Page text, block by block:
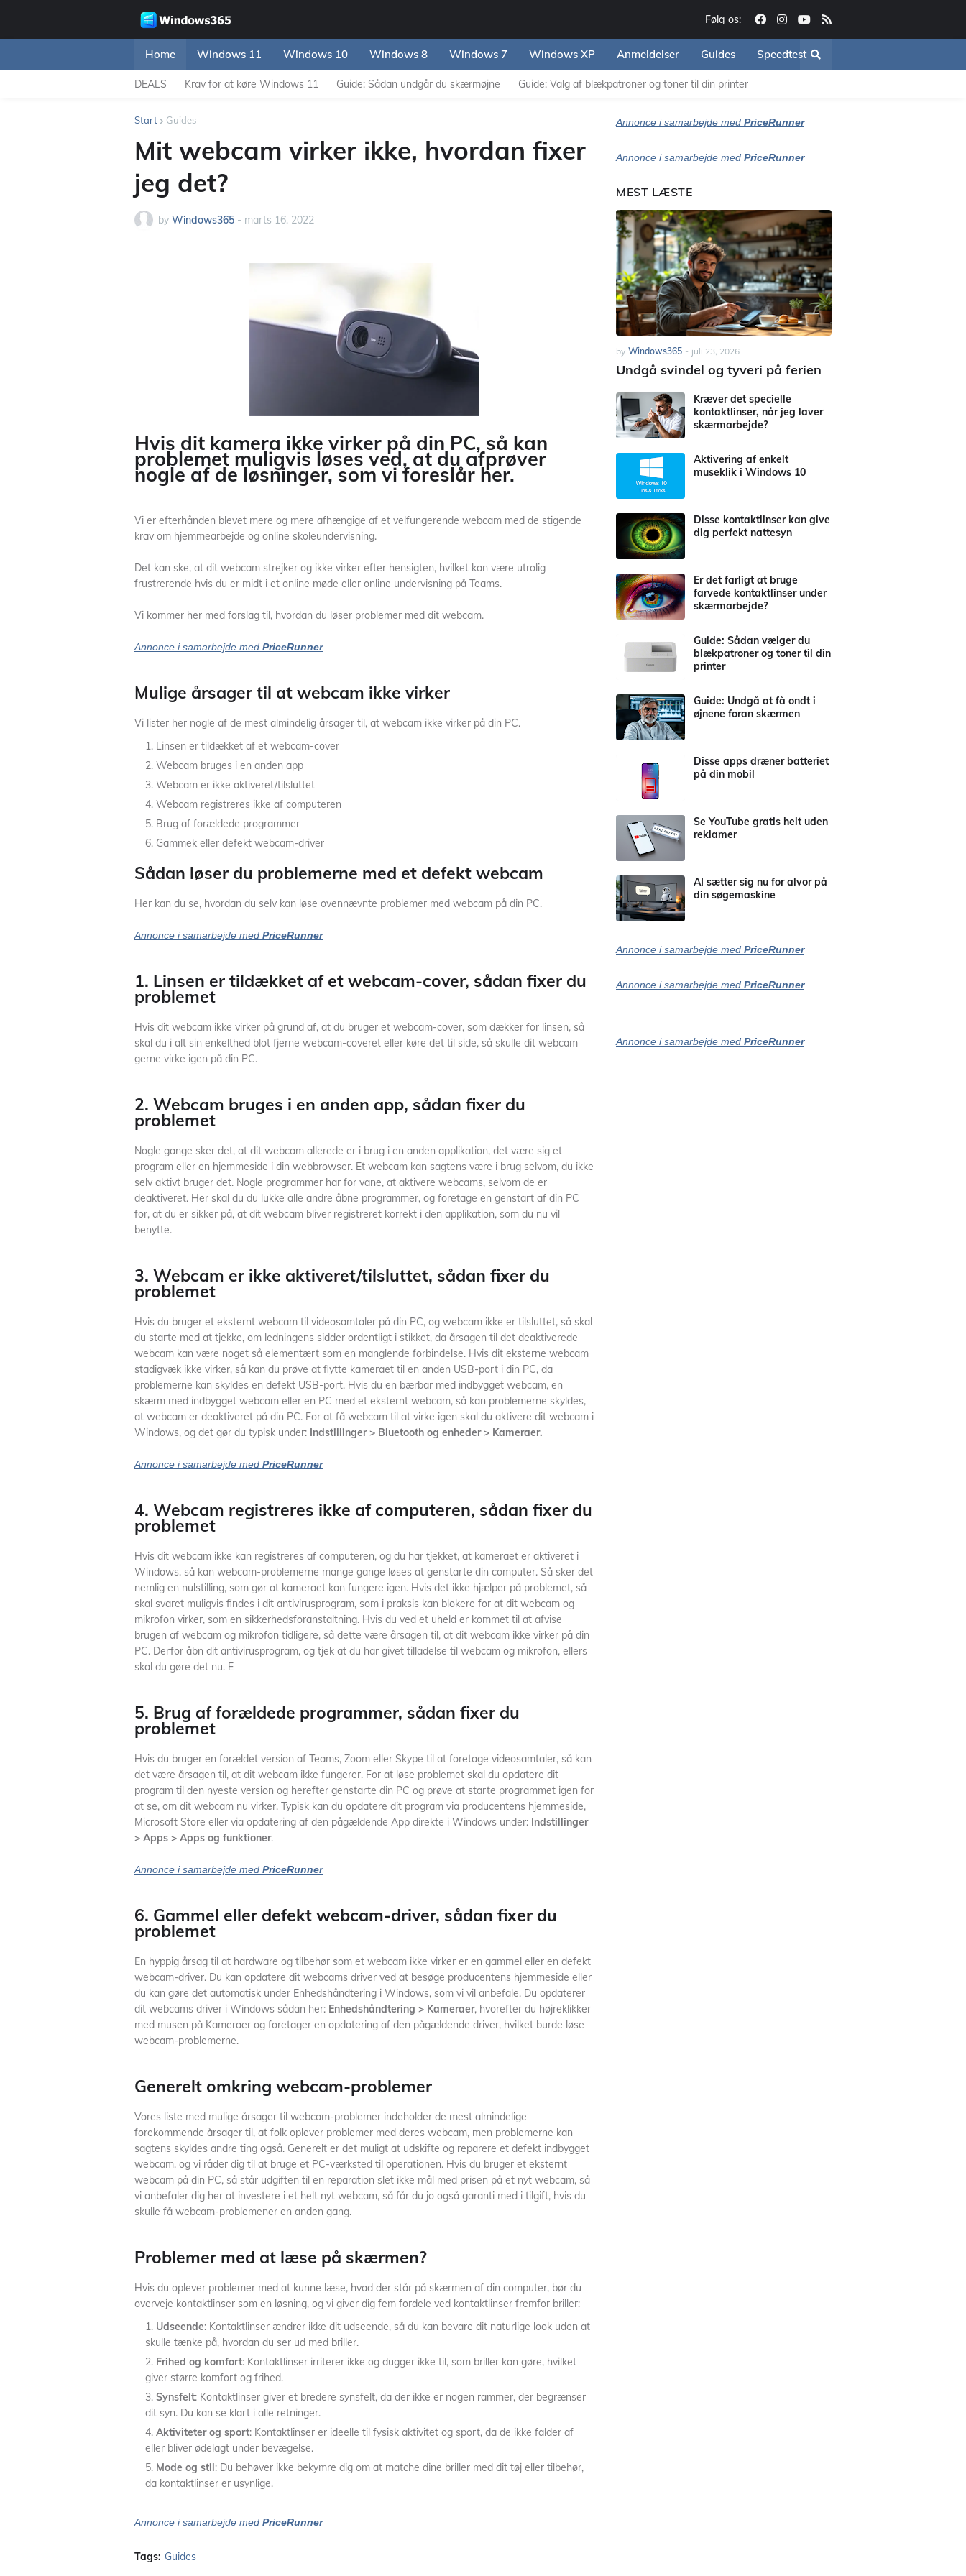
Følg os:
Home Windows 11 Windows 10 Windows 8 Windows 7 Windows XP Anmeldelser Guides Speedtest
DEALS Krav for at køre Windows 11 Guide: Sådan undgår du skærmøjne Guide: Valg af blækpatroner og toner til din printer
Start Guides
Mit webcam virker ikke, hvordan fixer
jeg det?
by Windows365 - marts 16, 2022
Hvis dit kamera ikke virker på din PC, så kan
problemet muligvis løses ved, at du afprøver
nogle af de løsninger, som vi foreslår her.
Vi er efterhånden blevet mere og mere afhængige af et velfungerende webcam med de stigende
krav om hjemmearbejde og online skoleundervisning.
Det kan ske, at dit webcam strejker og ikke virker efter hensigten, hvilket kan være utrolig
frustrerende hvis du er midt i et online møde eller online undervisning på Teams.
Vi kommer her med forslag til, hvordan du løser problemer med dit webcam.
Annonce i samarbejde med PriceRunner
Mulige årsager til at webcam ikke virker
Vi lister her nogle af de mest almindelig årsager til, at webcam ikke virker på din PC.
Linsen er tildækket af et webcam-cover
Webcam bruges i en anden app
Webcam er ikke aktiveret/tilsluttet
Webcam registreres ikke af computeren
Brug af forældede programmer
Gammek eller defekt webcam-driver
Sådan løser du problemerne med et defekt webcam
Her kan du se, hvordan du selv kan løse ovennævnte problemer med webcam på din PC.
Annonce i samarbejde med PriceRunner
1. Linsen er tildækket af et webcam-cover, sådan fixer du
problemet
Hvis dit webcam ikke virker på grund af, at du bruger et webcam-cover, som dækker for linsen, så
skal du i alt sin enkelthed blot fjerne webcam-coveret eller køre det til side, så skulle dit webcam
gerne virke igen på din PC.
2. Webcam bruges i en anden app, sådan fixer du
problemet
Nogle gange sker det, at dit webcam allerede er i brug i en anden applikation, det være sig et
program eller en hjemmeside i din webbrowser. Et webcam kan sagtens være i brug selvom, du ikke
selv aktivt bruger det. Nogle programmer har for vane, at aktivere webcams, selvom de er
deaktiveret. Her skal du du lukke alle andre åbne programmer, og foretage en genstart af din PC
for, at du er sikker på, at dit webcam bliver registreret korrekt i den applikation, som du nu vil
benytte.
3. Webcam er ikke aktiveret/tilsluttet, sådan fixer du
problemet
Hvis du bruger et eksternt webcam til videosamtaler på din PC, og webcam ikke er tilsluttet, så skal
du starte med at tjekke, om ledningens sidder ordentligt i stikket, da årsagen til det deaktiverede
webcam kan være noget så elementært som en manglende forbindelse. Hvis dit eksterne webcam
stadigvæk ikke virker, så kan du prøve at flytte kameraet til en anden USB-port i din PC, da
problemerne kan skyldes en defekt USB-port. Hvis du en bærbar med indbygget webcam, en
skærm med indbygget webcam eller en PC med et eksternt webcam, så kan problemerne skyldes,
at webcam er deaktiveret på din PC. For at få webcam til at virke igen skal du aktivere dit webcam i
Windows, og det gør du typisk under: Indstillinger > Bluetooth og enheder > Kameraer.
Annonce i samarbejde med PriceRunner
4. Webcam registreres ikke af computeren, sådan fixer du
problemet
Hvis dit webcam ikke kan registreres af computeren, og du har tjekket, at kameraet er aktiveret i
Windows, så kan webcam-problemerne mange gange løses at genstarte din computer. Så sker det
nemlig en nulstilling, som gør at kameraet kan fungere igen. Hvis det ikke hjælper på problemet, så
skal svaret muligvis findes i dit antivirusprogram, som i praksis kan blokere for at dit webcam og
mikrofon virker, som en sikkerhedsforanstaltning. Hvis du ved et uheld er kommet til at afvise
brugen af webcam og mikrofon tidligere, så dette være årsagen til, at dit webcam ikke virker på din
PC. Derfor åbn dit antivirusprogram, og tjek at du har givet tilladelse til webcam og mikrofon, ellers
skal du gøre det nu. E
5. Brug af forældede programmer, sådan fixer du
problemet
Hvis du bruger en forældet version af Teams, Zoom eller Skype til at foretage videosamtaler, så kan
det være årsagen til, at dit webcam ikke fungerer. For at løse problemet skal du opdatere dit
program til den nyeste version og herefter genstarte din PC og prøve at starte programmet igen for
at se, om dit webcam nu virker. Typisk kan du opdatere dit program via producentens hjemmeside,
Microsoft Store eller via opdatering af den pågældende App direkte i Windows under: Indstillinger
> Apps > Apps og funktioner.
Annonce i samarbejde med PriceRunner
6. Gammel eller defekt webcam-driver, sådan fixer du
problemet
En hyppig årsag til at hardware og tilbehør som et webcam ikke virker er en gammel eller en defekt
webcam-driver. Du kan opdatere dit webcams driver ved at besøge producentens hjemmeside eller
du kan gøre det automatisk under Enhedshåndtering i Windows, som vi vil anbefale. Du opdaterer
dit webcams driver i Windows sådan her: Enhedshåndtering > Kameraer, hvorefter du højreklikker
med musen på Kameraer og foretager en opdatering af den pågældende driver, hvilket burde løse
webcam-problemerne.
Generelt omkring webcam-problemer
Vores liste med mulige årsager til webcam-problemer indeholder de mest almindelige
forekommende årsager til, at folk oplever problemer med deres webcam, men problemerne kan
sagtens skyldes andre ting også. Generelt er det muligt at udskifte og reparere et defekt indbygget
webcam, og vi råder dig til at bruge et PC-værksted til operationen. Hvis du bruger et eksternt
webcam på din PC, så står udgiften til en reparation slet ikke mål med prisen på et nyt webcam, så
vi anbefaler dig her at investere i et helt nyt webcam, så får du jo også garanti med i tilgift, hvis du
skulle få webcam-problemener en anden gang.
Problemer med at læse på skærmen?
Hvis du oplever problemer med at kunne læse, hvad der står på skærmen af din computer, bør du
overveje kontaktlinser som en løsning, og vi giver dig fem fordele ved kontaktlinser fremfor briller:
Udseende: Kontaktlinser ændrer ikke dit udseende, så du kan bevare dit naturlige look uden at
skulle tænke på, hvordan du ser ud med briller.
Frihed og komfort: Kontaktlinser irriterer ikke og dugger ikke til, som briller kan gøre, hvilket
giver større komfort og frihed.
Synsfelt: Kontaktlinser giver et bredere synsfelt, da der ikke er nogen rammer, der begrænser
dit syn. Du kan se klart i alle retninger.
Aktiviteter og sport: Kontaktlinser er ideelle til fysisk aktivitet og sport, da de ikke falder af
eller bliver ødelagt under bevægelse.
Mode og stil: Du behøver ikke bekymre dig om at matche dine briller med dit tøj eller tilbehør,
da kontaktlinser er usynlige.
Annonce i samarbejde med PriceRunner
Tags: Guides
Annonce i samarbejde med PriceRunner
Annonce i samarbejde med PriceRunner
MEST LÆSTE
by Windows365 - juli 23, 2026
Undgå svindel og tyveri på ferien
Kræver det specielle
kontaktlinser, når jeg laver
skærmarbejde?
Aktivering af enkelt
museklik i Windows 10
Disse kontaktlinser kan give
dig perfekt nattesyn
Er det farligt at bruge
farvede kontaktlinser under
skærmarbejde?
Guide: Sådan vælger du
blækpatroner og toner til din
printer
Guide: Undgå at få ondt i
øjnene foran skærmen
Disse apps dræner batteriet
på din mobil
Se YouTube gratis helt uden
reklamer
AI sætter sig nu for alvor på
din søgemaskine
Annonce i samarbejde med PriceRunner
Annonce i samarbejde med PriceRunner
Annonce i samarbejde med PriceRunner